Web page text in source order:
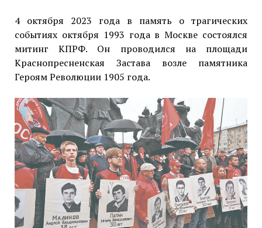
4 октября 2023 года в память о трагических
событиях октября 1993 года в Москве состоялся
митинг КПРФ. Он проводился на площади
Краснопресненская Застава возле памятника
Героям Революции 1905 года.